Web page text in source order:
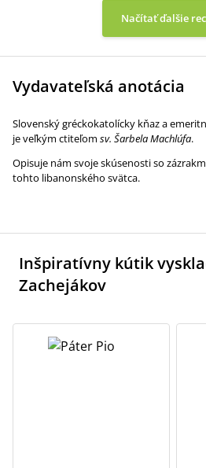
Načítať ďalšie
Vydavateľská anotácia
Slovenský gréckokatolícky kňaz a
je veľkým ctiteľom sv. Šarbela Machlúfa.
Opisuje nám svoje skúsenosti so
tohto libanonského svätca.
Inšpiratívny kútik
Zachejákov